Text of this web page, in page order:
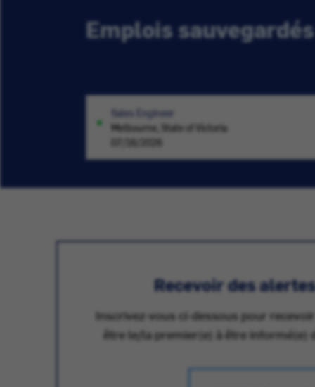
Emplois sauvegardés
Sales Engineer
Melbourne, State of Victoria
07/16/2026
Recevoir des
Inscrivez-vous ci-dessous pour
être le/la premier(e) à être informé(e)